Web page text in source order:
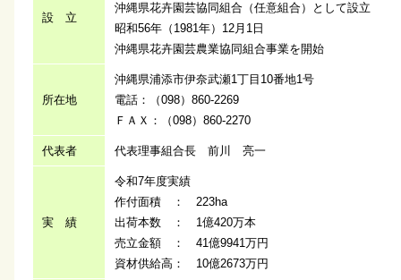
設 立
沖縄県花卉園芸協同組合（任意組合）として設立
昭和56年（1981年）12月1日
沖縄県花卉園芸農業協同組合事業を開始
所在地
沖縄県浦添市伊奈武瀬1丁目10番地1号
電話：（098）860-2269
ＦＡＸ：（098）860-2270
代表者 代表理事組合長 前川 亮一
実 績
令和7年度実績
作付面積 ： 223ha
出荷本数 ： 1億420万本
売立金額 ： 41億9941万円
資材供給高： 10億2673万円